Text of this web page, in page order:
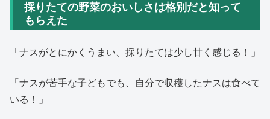
採りたての野菜のおいしさは格別だと知って
もらえた
「ナスがとにかくうまい、採りたては少し甘く感じる！」
「ナスが苦手な子どもでも、自分で収穫したナスは食べて
いる！」